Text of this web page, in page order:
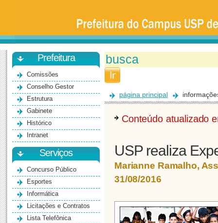
Universidade
São
Paulo
-
BauruPrefeitura
Comissões
Conselho Gestor
Estrutura
Gabinete
Histórico
Intranet
Serviços
Concurso Público
Esportes
Informática
Licitações e Contratos
Lista Telefônica
página principal
Conteúdo atualizado
USP realiza
Marianne Ramalho,
31/08/2016